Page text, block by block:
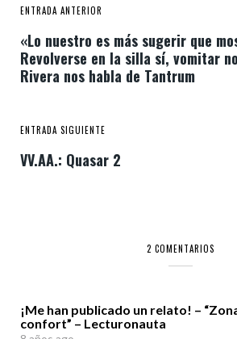
ENTRADA ANTERIOR
«Lo nuestro es más sugerir que
Revolverse en la silla sí, vomitar
Rivera nos habla de Tantrum
ENTRADA SIGUIENTE
VV.AA.: Quasar 2
2 COMENTARIOS
¡Me han publicado un relato! –
confort” – Lecturonauta